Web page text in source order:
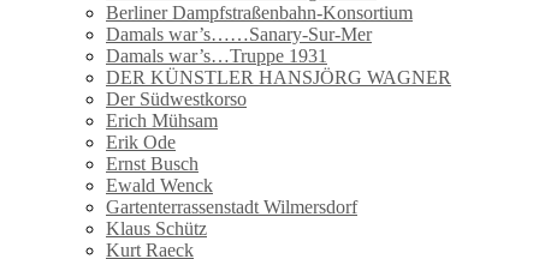
Berliner Dampfstraßenbahn-Konsortium
Damals war’s……Sanary-Sur-Mer
Damals war’s…Truppe 1931
DER KÜNSTLER HANSJÖRG WAGNER
Der Südwestkorso
Erich Mühsam
Erik Ode
Ernst Busch
Ewald Wenck
Gartenterrassenstadt Wilmersdorf
Klaus Schütz
Kurt Raeck